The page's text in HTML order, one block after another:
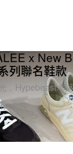
x New
列聯名鞋款
，Hypebeast 獨
22日